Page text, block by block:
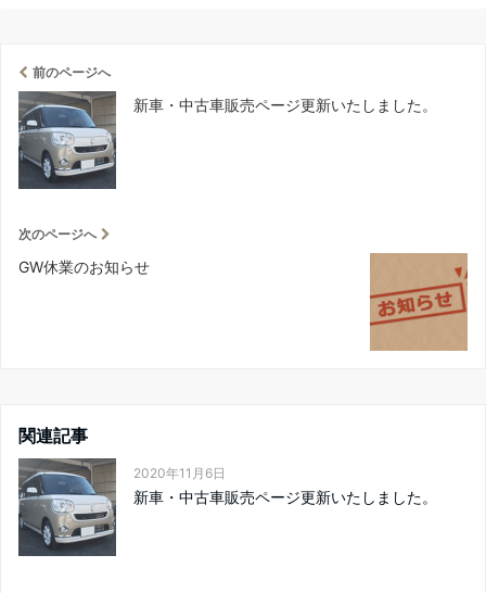
前のページへ
新車・中古車販売ページ更新いたしました。
次のページへ
GW休業のお知らせ
関連記事
2020年11月6日
新車・中古車販売ページ更新いたしました。